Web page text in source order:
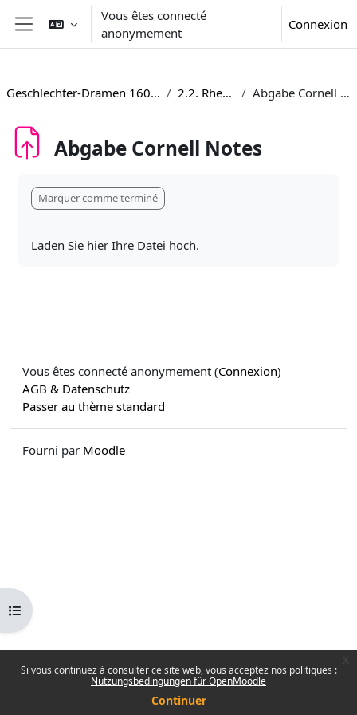
Passer au contenu principal
Si vous continuez à consulter ce site web, vous acceptez nos politiques :
Nutzungsbedingungen für OpenMoodle
Continuer
Panneau latéral
Vous êtes connecté
anonymement
Connexion
Ouvrir l’index du cours
Geschlechter-Dramen 1600-1800 2.2. Rhetorik Abgabe Cornell Notes
Abgabe Cornell Notes
Marquer comme terminé
Laden Sie hier Ihre Datei hoch.
Vous êtes connecté anonymement (Connexion)
AGB & Datenschutz
Passer au thème standard
Fourni par Moodle